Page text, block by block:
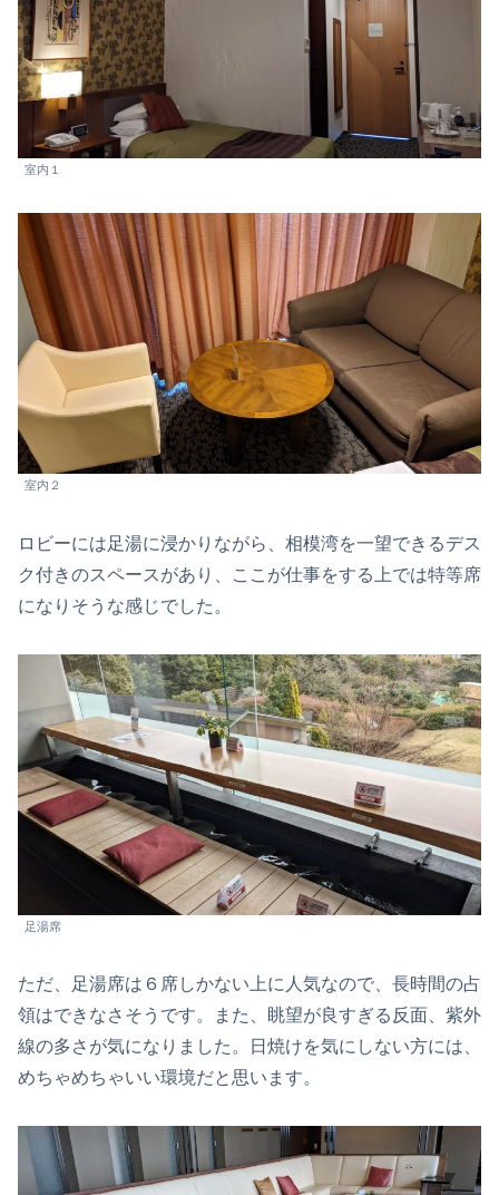
室内１
室内２
ロビーには足湯に浸かりながら、相模湾を一望できるデス
ク付きのスペースがあり、ここが仕事をする上では特等席
になりそうな感じでした。
足湯席
ただ、足湯席は６席しかない上に人気なので、長時間の占
領はできなさそうです。また、眺望が良すぎる反面、紫外
線の多さが気になりました。日焼けを気にしない方には、
めちゃめちゃいい環境だと思います。